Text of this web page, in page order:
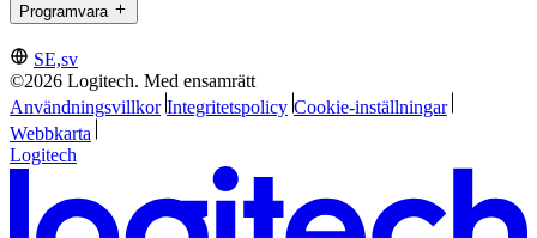
Programvara
SE,sv
©2026 Logitech. Med ensamrätt
Användningsvillkor Integritetspolicy Cookie-inställningar
Webbkarta
Logitech